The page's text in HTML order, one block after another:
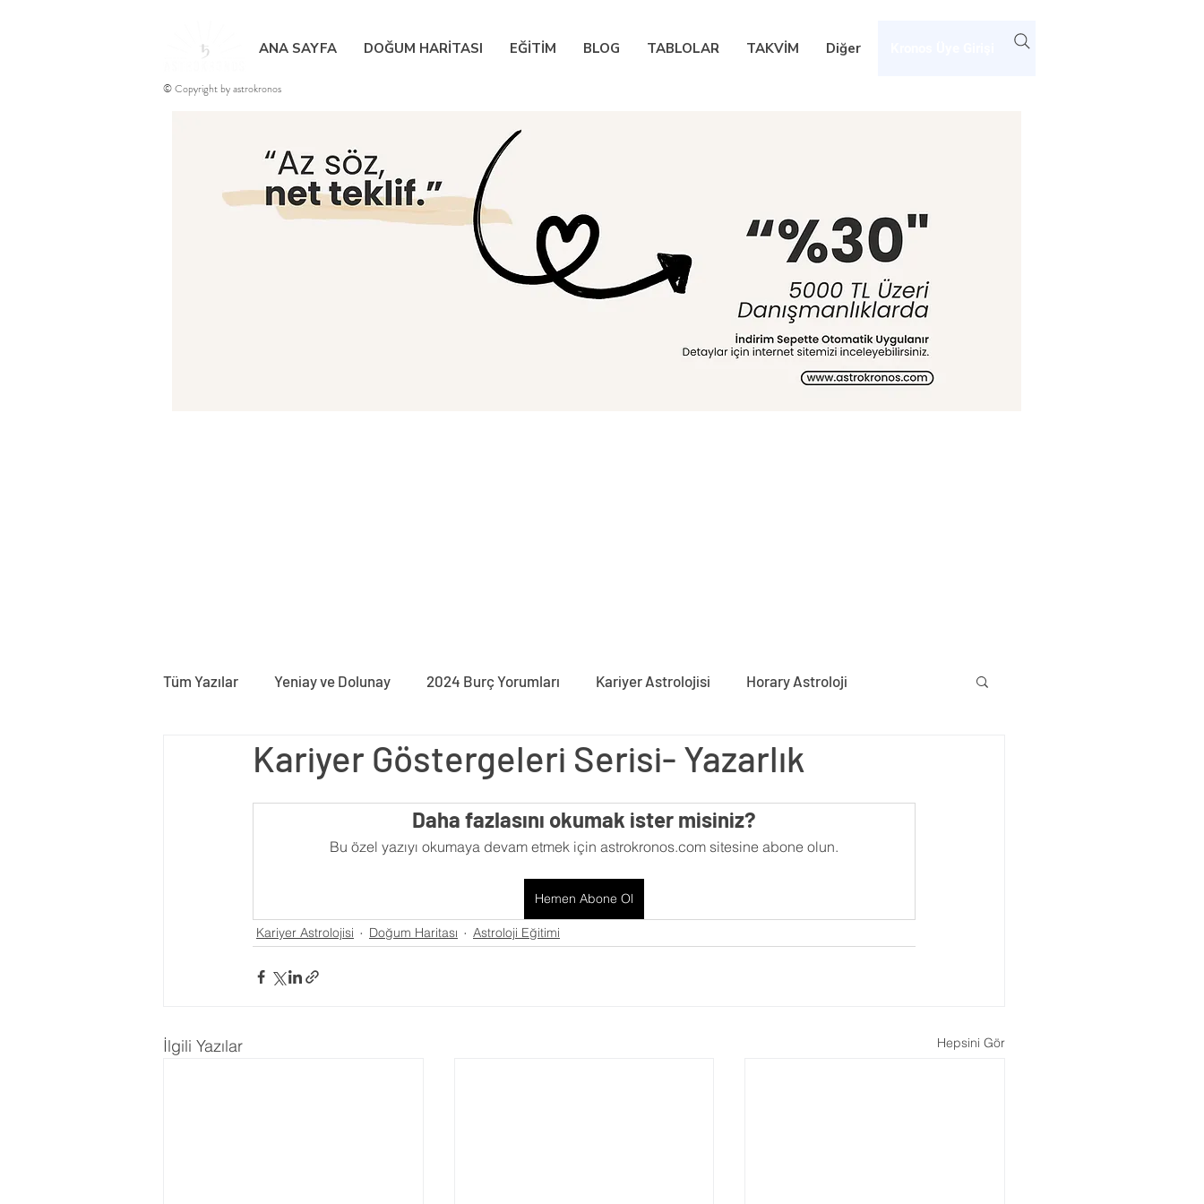
ANA SAYFA DOĞUM HARİTASI EĞİTİM BLOG TABLOLAR TAKVİM Diğer
© Copyright by astrokronos
Tüm Yazılar Yeniay ve Dolunay 2024 Burç Yorumları Kariyer Astrolojisi Horary Astroloji
Doğum Haritası Rektifikasyon İlişki Astrolojisi Burçlar Pratik Astroloji
2023 Burç Yorumları Sinema Futbol KronosTakvim
Açı Kalıbı Medikal Astroloji
Ay Düğümleri
Geleneksel Astroloji
Kariyer Göstergeleri Serisi- Yazarlık
Daha fazlasını okumak ister misiniz?
Bu özel yazıyı okumaya devam etmek için astrokronos.com sitesine abone olun.
Hemen Abone Ol
Kariyer Astrolojisi Doğum Haritası Astroloji Eğitimi
İlgili Yazılar Hepsini Gör